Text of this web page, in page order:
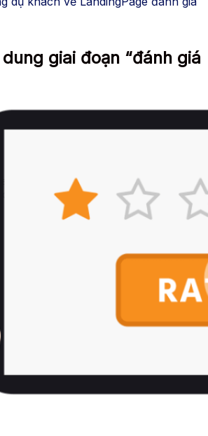
UID profile, UID group, danh
giai đoạn “đánh giá